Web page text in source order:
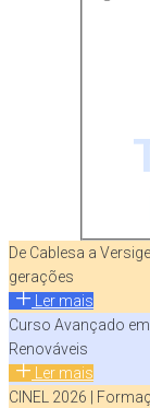
De Cablesa a
gerações
Ler mais
Curso Avançado
Renováveis
Ler mais
CINEL 2026 |